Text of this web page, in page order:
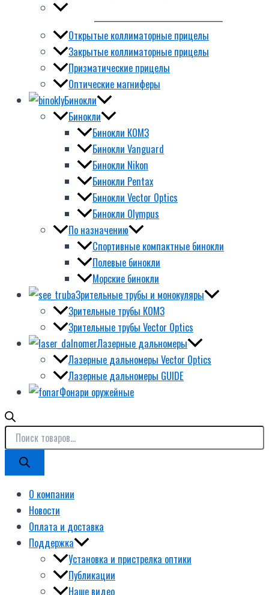
Открытые коллиматорные прицелы
Закрытые коллиматорные прицелы
Призматические прицелы
Оптические магниферы
Бинокли
Бинокли
Бинокли КОМЗ
Бинокли Vanguard
Бинокли Nikon
Бинокли Pentax
Бинокли Vector Optics
Бинокли Olympus
По назначению
Спортивные компактные бинокли
Полевые бинокли
Морские бинокли
Зрительные трубы и монокуляры
Зрительные трубы КОМЗ
Зрительные трубы Vector Optics
Лазерные дальномеры
Лазерные дальномеры Vector Optics
Лазерные дальномеры GUIDE
Фонари оружейные
О компании
Новости
Оплата и доставка
Поддержка
Установка и пристрелка оптики
Публикации
Наше видео